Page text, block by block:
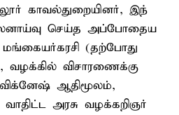
காவல்துறையினர், இந்
செய்த அப்போதைய
(தற்போது
வழக்கில் விசாரணைக்கு
ஆதிமூலம்,
வாதிட்ட அரசு வழக்கறிஞர்